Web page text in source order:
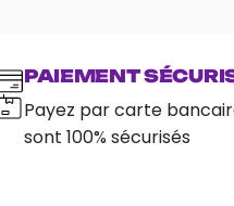
PAIEMENT
Payez par carte
sont 100% sécurisés